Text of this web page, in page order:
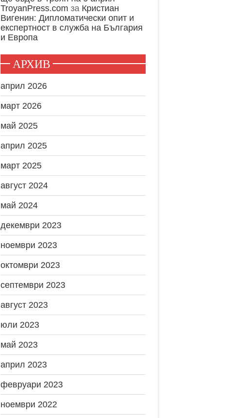
TroyanPress.com за Кристиан
Вигенин: Дипломатически опит и
експертност в служба на България
и Европа
АРХИВ
април 2026
март 2026
май 2025
април 2025
март 2025
август 2024
май 2024
декември 2023
ноември 2023
октомври 2023
септември 2023
август 2023
юли 2023
май 2023
април 2023
февруари 2023
ноември 2022